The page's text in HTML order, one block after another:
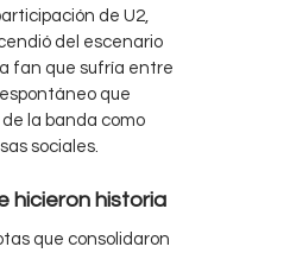
de U2,
del escenario
fan que sufría entre
que
la banda como
sociales.
hicieron historia
que consolidaron